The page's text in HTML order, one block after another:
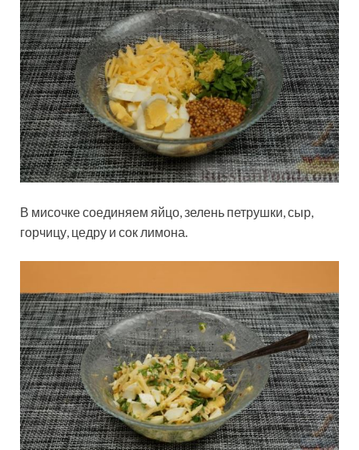
В мисочке соединяем яйцо, зелень петрушки, сыр,
горчицу, цедру и сок лимона.